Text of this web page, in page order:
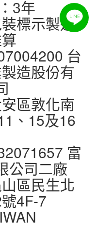
3年
標示製造
台
造股份有
區敦化南
、15及16
富
公司二廠
區民生北
4F-7